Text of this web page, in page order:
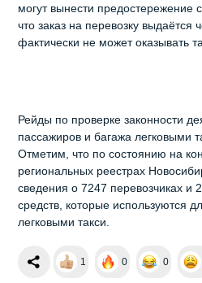
могут вынести предостережение
что заказ на перевозку выдаётся
фактически не может оказывать
Рейды по проверке законности
пассажиров и багажа легковыми
Отметим, что по состоянию на
региональных реестрах
сведения о 7247 перевозчиках и
средств, которые используются
легковыми такси.
1 0 0